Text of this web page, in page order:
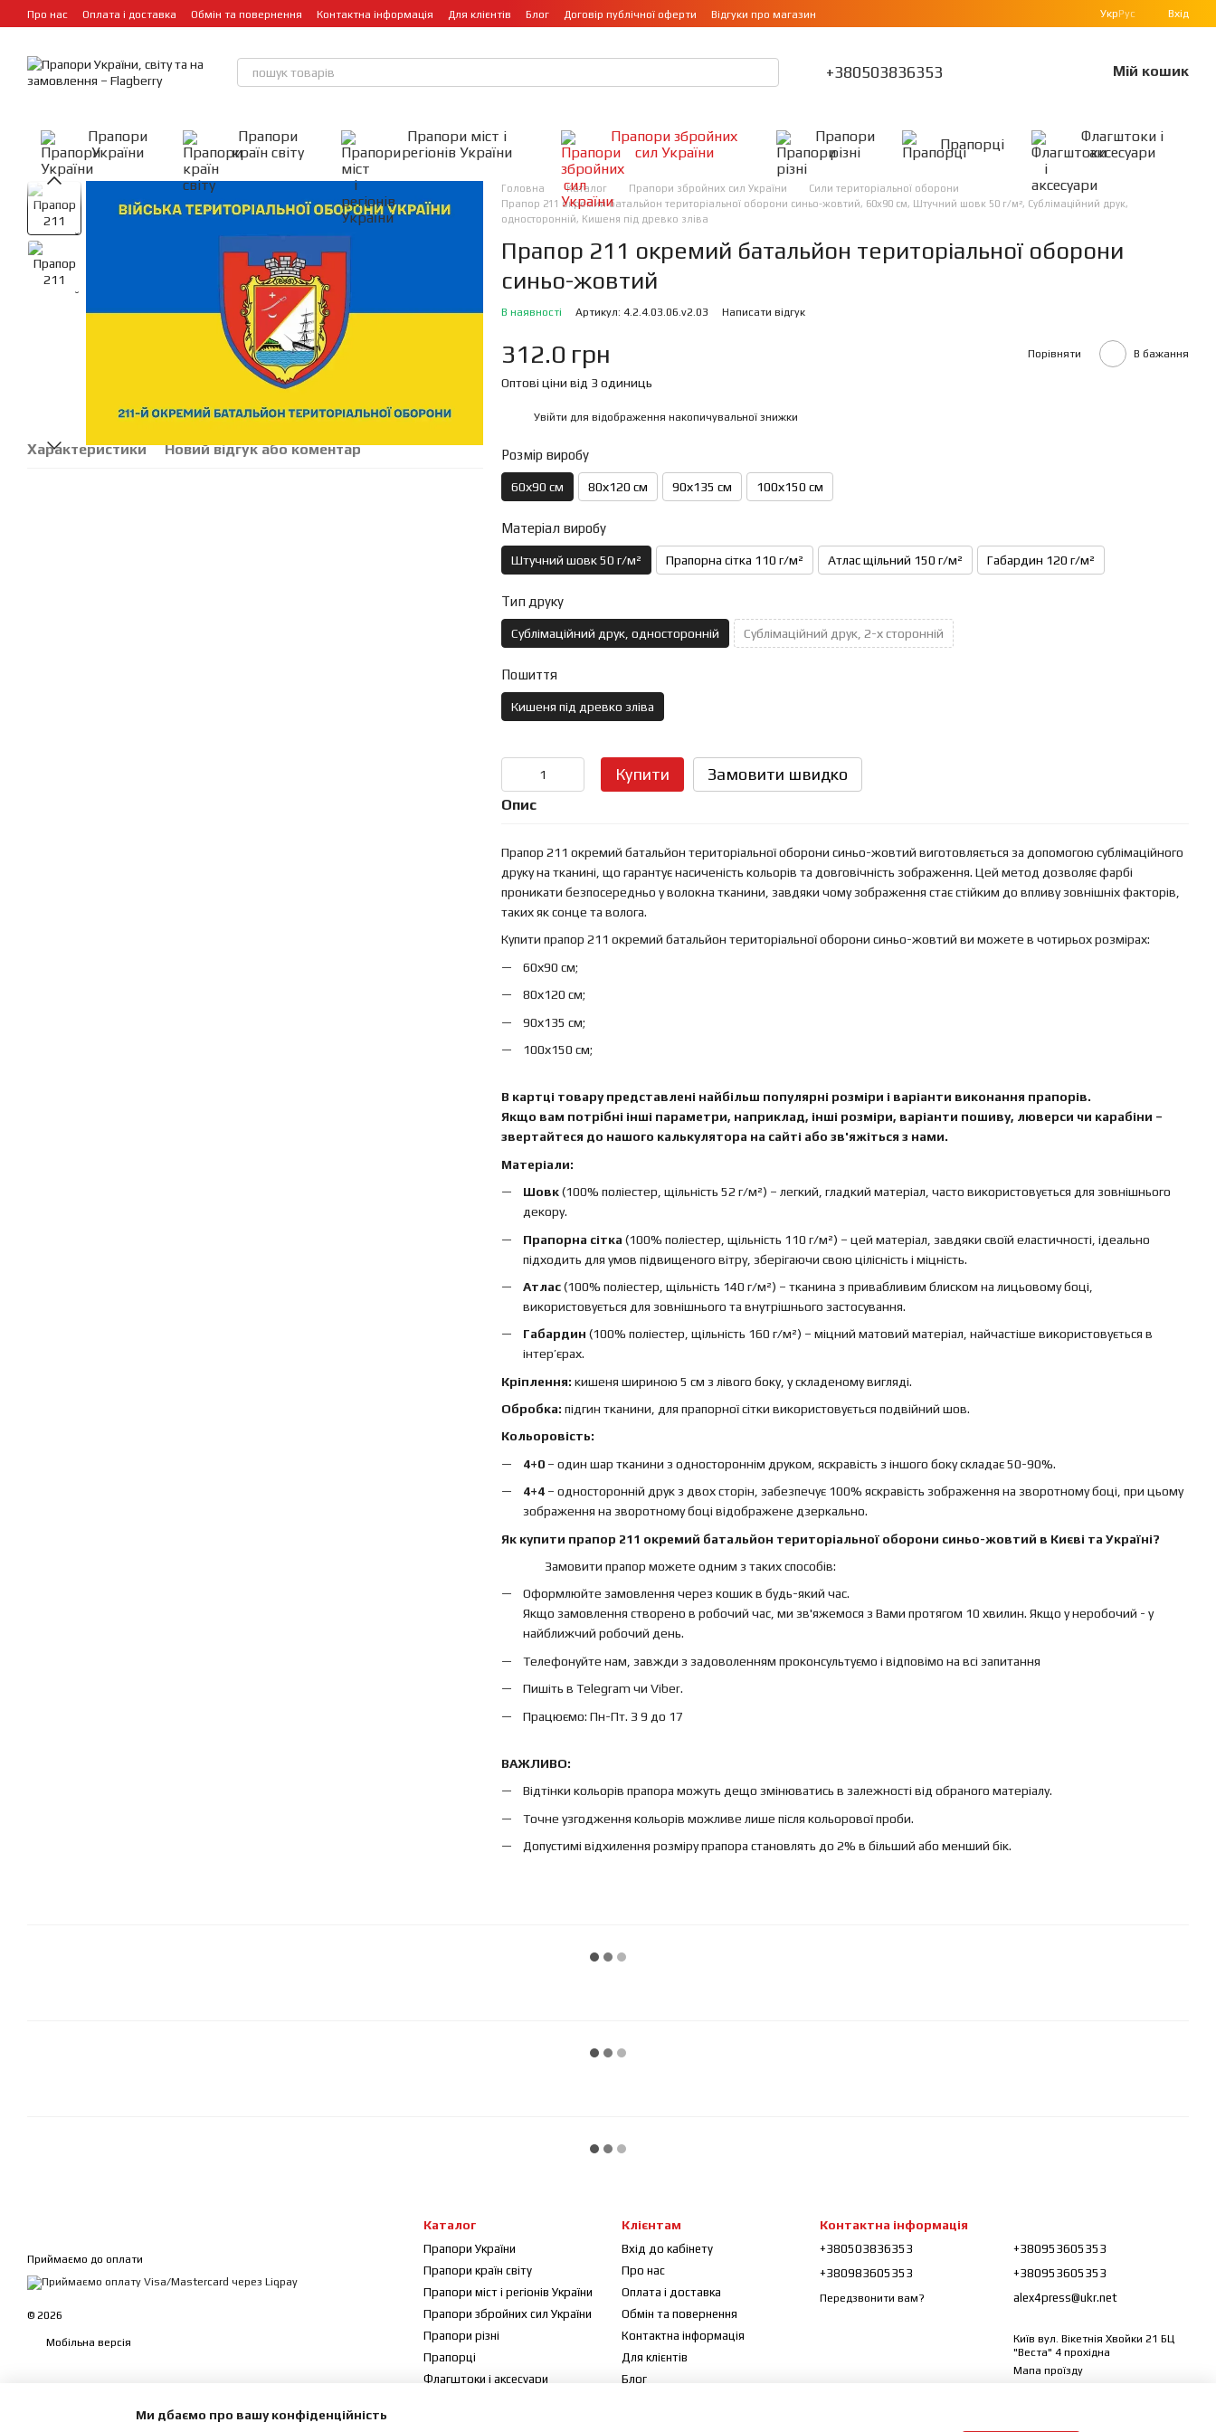
Перейти до основного контенту
Про нас Оплата і доставка Обмін та повернення Контактна інформація Для клієнтів Блог Договір публічної оферти Відгуки про магазин УкрРус Вхід
+380503836353 Мій кошик
Прапори
України
Прапори
країн світу
Прапори міст і
регіонів України
Прапори збройних
сил України
Прапори
різні
Прапорці
Флагштоки і
аксесуари
Характеристики Новий відгук або коментар
Головна Каталог Прапори збройних сил України
Сили територіальної оборони
Прапор 211 окремий батальйон територіальної оборони синьо-жовтий, 60х90 см, Штучний шовк 50 г/м², Сублімаційний друк,
односторонній, Кишеня під древко зліва
Прапор 211 окремий батальйон територіальної оборони
синьо-жовтий
В наявності Артикул: 4.2.4.03.06.v2.03 Написати відгук
312.0 грн Порівняти В бажання
Оптові ціни від 3 одиниць
Увійти для відображення накопичувальної знижки
Розмір виробу
60х90 см 80х120 см 90х135 см 100х150 см
Матеріал виробу
Штучний шовк 50 г/м² Прапорна сітка 110 г/м² Атлас щільний 150 г/м² Габардин 120 г/м²
Тип друку
Сублімаційний друк, односторонній Сублімаційний друк, 2-х сторонній
Пошиття
Кишеня під древко зліва
Купити Замовити швидко
Опис
Прапор 211 окремий батальйон територіальної оборони синьо-жовтий виготовляється за допомогою сублімаційного
друку на тканині, що гарантує насиченість кольорів та довговічність зображення. Цей метод дозволяє фарбі
проникати безпосередньо у волокна тканини, завдяки чому зображення стає стійким до впливу зовнішніх факторів,
таких як сонце та волога.
Купити прапор 211 окремий батальйон територіальної оборони синьо-жовтий ви можете в чотирьох розмірах:
60х90 см;
80х120 см;
90х135 см;
100х150 см;
В картці товару представлені найбільш популярні розміри і варіанти виконання прапорів.
Якщо вам потрібні інші параметри, наприклад, інші розміри, варіанти пошиву, люверси чи карабіни –
звертайтеся до нашого калькулятора на сайті або зв'яжіться з нами.
Матеріали:
Шовк(100% поліестер, щільність 52 г/м²) – легкий, гладкий матеріал, часто використовується для зовнішнього
декору.
Прапорна сітка (100% поліестер, щільність 110 г/м²) – цей матеріал, завдяки своїй еластичності, ідеально
підходить для умов підвищеного вітру, зберігаючи свою цілісність і міцність.
Атлас(100% поліестер, щільність 140 г/м²) – тканина з привабливим блиском на лицьовому боці,
використовується для зовнішнього та внутрішнього застосування.
Габардин (100% поліестер, щільність 160 г/м²) – міцний матовий матеріал, найчастіше використовується в
інтер’єрах.
Кріплення: кишеня шириною 5 см з лівого боку, у складеному вигляді.
Обробка: підгин тканини, для прапорної сітки використовується подвійний шов.
Кольоровість:
4+0– один шар тканини з одностороннім друком, яскравість з іншого боку складає 50-90%.
4+4– односторонній друк з двох сторін, забезпечує 100% яскравість зображення на зворотному боці, при цьому
зображення на зворотному боці відображене дзеркально.
Як купити прапор 211 окремий батальйон територіальної оборони синьо-жовтий в Києві та Україні?
Замовити прапор можете одним з таких способів:
Оформлюйте замовлення через кошик в будь-який час.
Якщо замовлення створено в робочий час, ми зв'яжемося з Вами протягом 10 хвилин. Якщо у неробочий - у
найближчий робочий день.
Телефонуйте нам, завжди з задоволенням проконсультуємо і відповімо на всі запитання
Пишіть в Telegram чи Viber.
Працюємо: Пн-Пт. З 9 до 17
ВАЖЛИВО:
Відтінки кольорів прапора можуть дещо змінюватись в залежності від обраного матеріалу.
Точне узгодження кольорів можливе лише після кольорової проби.
Допустимі відхилення розміру прапора становлять до 2% в більший або менший бік.
Приймаємо до оплати
© 2026
Мобільна версія
Каталог
Прапори України
Прапори країн світу
Прапори міст і регіонів України
Прапори збройних сил України
Прапори різні
Прапорці
Флагштоки і аксесуари
Клієнтам
Вхід до кабінету
Про нас
Оплата і доставка
Обмін та повернення
Контактна інформація
Для клієнтів
Блог
Контактна інформація
+380503836353
+380983605353
Передзвонити вам?
+380953605353
+380953605353
alex4press@ukr.net
Київ вул. Вікетнія Хвойки 21 БЦ
"Веста" 4 прохідна
Мапа проїзду
Ми дбаємо про вашу конфіденційність